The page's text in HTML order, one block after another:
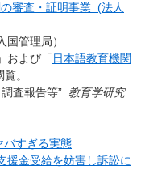
審査・証明事業. (法人
国管理局）
」および「 日本語教育機関
。
査報告等”. 教育学研究
バすぎる実態
援金受給を妨害し訴訟に